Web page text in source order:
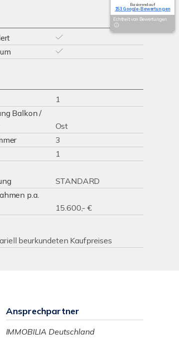
1
Balkon /
Ost
3
1
STANDARD
p.a.
15.600,- €
beurkundeten Kaufpreises
Ansprechpartner
IMMOBILIA Deutschland
Basierend auf
153 Google-Bewertungen
Echtheit von Bewertungen